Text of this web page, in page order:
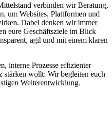
verbinden wir Beratung,
um Websites, Plattformen und
Dabei denken wir immer
eure Geschäftsziele im Blick
agil und mit einem klaren
interne Prozesse effizienter
stärken wollt: Wir begleiten euch
Weiterentwicklung.